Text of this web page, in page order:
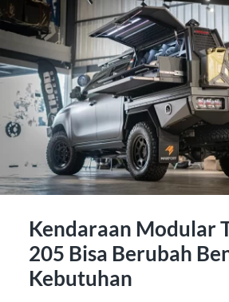
Kendaraan Modular
205 Bisa Berubah
Kebutuhan